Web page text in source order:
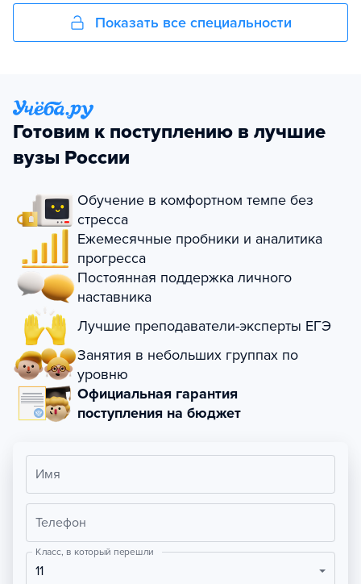
Показать все специальности
Готовим к поступлению в лучшие
вузы России
Обучение в комфортном темпе без
стресса
Ежемесячные пробники и аналитика
прогресса
Постоянная поддержка личного
наставника
Лучшие преподаватели-эксперты ЕГЭ
Занятия в небольших группах по
уровню
Официальная гарантия
поступления на бюджет
Имя
Телефон
Класс, в который перешли
11